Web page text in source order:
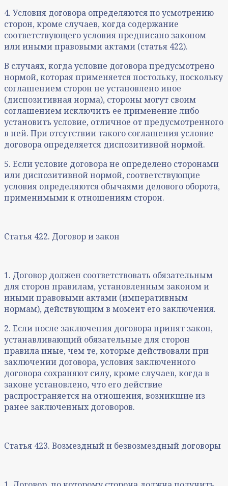
4. Условия договора определяются по усмотрению
сторон, кроме случаев, когда содержание
соответствующего условия предписано законом
или иными правовыми актами (статья 422).
В случаях, когда условие договора предусмотрено
нормой, которая применяется постольку, поскольку
соглашением сторон не установлено иное
(диспозитивная норма), стороны могут своим
соглашением исключить ее применение либо
установить условие, отличное от предусмотренного
в ней. При отсутствии такого соглашения условие
договора определяется диспозитивной нормой.
5. Если условие договора не определено сторонами
или диспозитивной нормой, соответствующие
условия определяются обычаями делового оборота,
применимыми к отношениям сторон.
Статья 422. Договор и закон
1. Договор должен соответствовать обязательным
для сторон правилам, установленным законом и
иными правовыми актами (императивным
нормам), действующим в момент его заключения.
2. Если после заключения договора принят закон,
устанавливающий обязательные для сторон
правила иные, чем те, которые действовали при
заключении договора, условия заключенного
договора сохраняют силу, кроме случаев, когда в
законе установлено, что его действие
распространяется на отношения, возникшие из
ранее заключенных договоров.
Статья 423. Возмездный и безвозмездный договоры